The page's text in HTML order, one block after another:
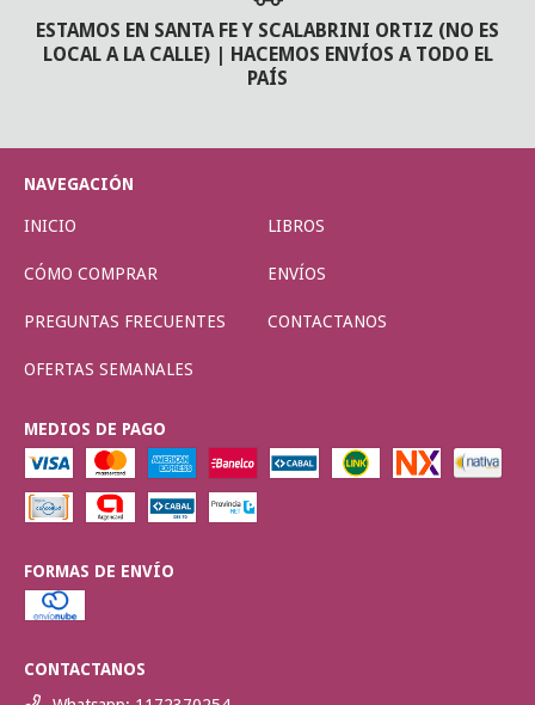
ESTAMOS EN SANTA FE Y SCALABRINI ORTIZ (NO ES
LOCAL A LA CALLE) | HACEMOS ENVÍOS A TODO EL
PAÍS
NAVEGACIÓN
INICIO LIBROS
CÓMO COMPRAR ENVÍOS
PREGUNTAS FRECUENTES CONTACTANOS
OFERTAS SEMANALES
MEDIOS DE PAGO
FORMAS DE ENVÍO
CONTACTANOS